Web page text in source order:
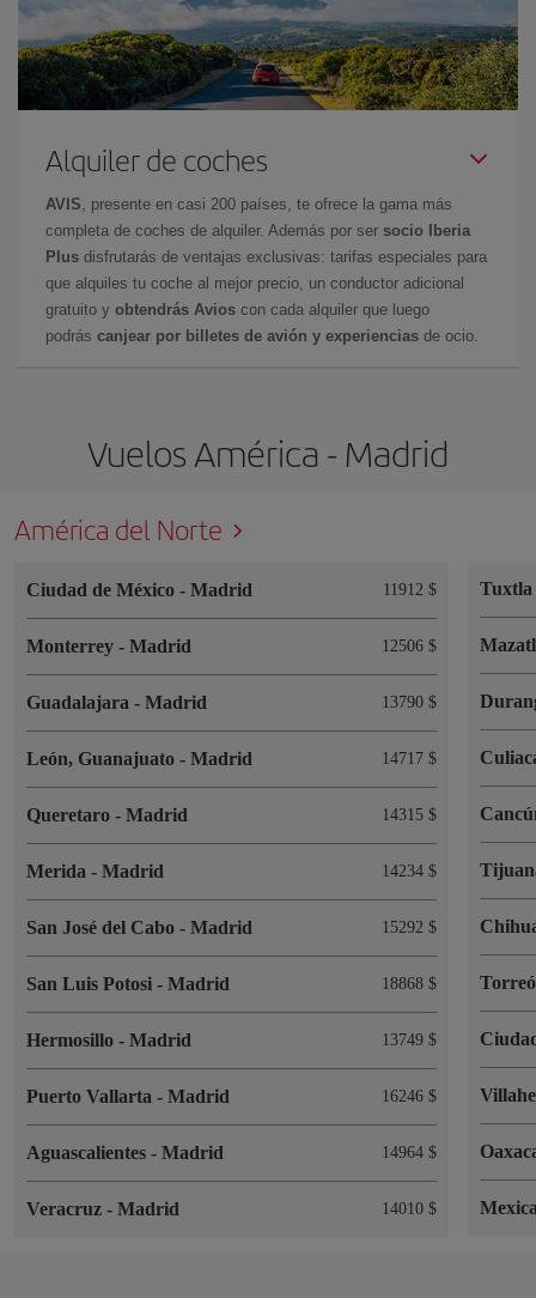
Alquiler de coches
AVIS , presente en casi 200 países, te ofrece la gama más
completa de coches de alquiler. Además por ser socio Iberia
Plus disfrutarás de ventajas exclusivas: tarifas especiales para
que alquiles tu coche al mejor precio, un conductor adicional
gratuito y obtendrás Avios con cada alquiler que luego
podrás canjear por billetes de avión y experiencias de ocio.
Vuelos América - Madrid
América del Norte
Ciudad de México - Madrid 11912 $
Monterrey - Madrid 12506 $
Guadalajara - Madrid 13790 $
León, Guanajuato - Madrid 14717 $
Queretaro - Madrid 14315 $
Merida - Madrid 14234 $
San José del Cabo - Madrid 15292 $
San Luis Potosi - Madrid 18868 $
Hermosillo - Madrid 13749 $
Puerto Vallarta - Madrid 16246 $
Aguascalientes - Madrid 14964 $
Veracruz - Madrid 14010 $